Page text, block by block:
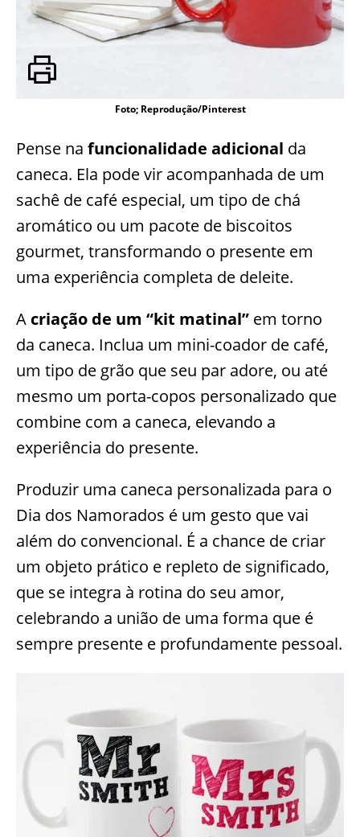
Foto; Reprodução/Pinterest
Pense na funcionalidade adicional da
caneca. Ela pode vir acompanhada de um
sachê de café especial, um tipo de chá
aromático ou um pacote de biscoitos
gourmet, transformando o presente em
uma experiência completa de deleite.
A criação de um “kit matinal” em torno
da caneca. Inclua um mini-coador de café,
um tipo de grão que seu par adore, ou até
mesmo um porta-copos personalizado que
combine com a caneca, elevando a
experiência do presente.
Produzir uma caneca personalizada para o
Dia dos Namorados é um gesto que vai
além do convencional. É a chance de criar
um objeto prático e repleto de significado,
que se integra à rotina do seu amor,
celebrando a união de uma forma que é
sempre presente e profundamente pessoal.